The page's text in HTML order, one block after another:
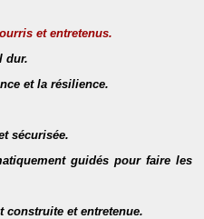
et entretenus.
dur.
et la résilience.
sécurisée.
guidéspour faire les
construite et entretenue.